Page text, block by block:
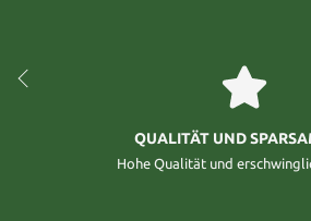
QUALITÄT UND
Hohe Qualität und